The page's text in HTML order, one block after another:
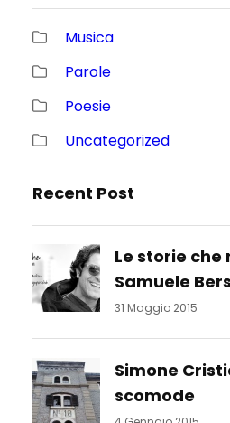
Musica
Parole
Poesie
Uncategorized
Recent Post
Le storie che
Samuele
31 Maggio 2015
Simone
scomode